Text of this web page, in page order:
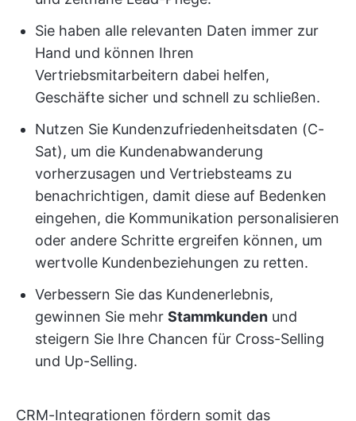
Sie haben alle relevanten Daten immer zur
Hand und können Ihren
Vertriebsmitarbeitern dabei helfen,
Geschäfte sicher und schnell zu schließen.
Nutzen Sie Kundenzufriedenheitsdaten (C-
Sat), um die Kundenabwanderung
vorherzusagen und Vertriebsteams zu
benachrichtigen, damit diese auf Bedenken
eingehen, die Kommunikation personalisieren
oder andere Schritte ergreifen können, um
wertvolle Kundenbeziehungen zu retten.
Verbessern Sie das Kundenerlebnis,
gewinnen Sie mehr Stammkunden und
steigern Sie Ihre Chancen für Cross-Selling
und Up-Selling.
CRM-Integrationen fördern somit das